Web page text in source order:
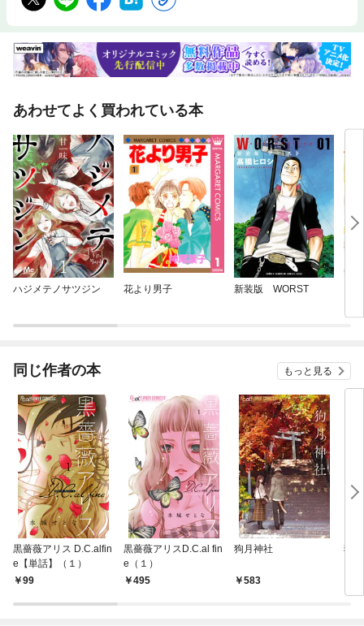
あわせてよく買われている本
ハジメテノサツジン 花より男子 新装版 WORST
同じ作者の本 もっと見る
黒薔薇アリス D.C.alfin
e【単話】（１）
99
黒薔薇アリスD.C.al fin
e（１）
495
狗月神社
583
狗